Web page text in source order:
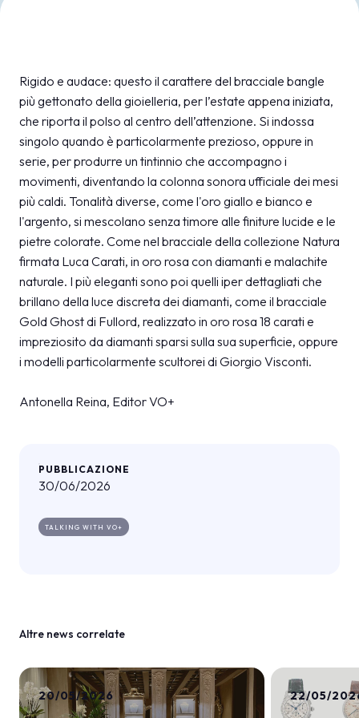
SCOPRI DI PIÙ arrow_circle_right
AREA RISERVATA VISITATORI
person
A cura di: ITEN
Rigido e audace: questo il carattere del bracciale bangle
più gettonato della gioielleria, per l’estate appena iniziata,
che riporta il polso al centro dell’attenzione. Si indossa
singolo quando è particolarmente prezioso, oppure in
serie, per produrre un tintinnio che accompagno i
movimenti, diventando la colonna sonora ufficiale dei mesi
più caldi. Tonalità diverse, come l'oro giallo e bianco e
l'argento, si mescolano senza timore alle finiture lucide e le
pietre colorate. Come nel bracciale della collezione Natura
firmata Luca Carati, in oro rosa con diamanti e malachite
naturale. I più eleganti sono poi quelli iper dettagliati che
brillano della luce discreta dei diamanti, come il bracciale
Gold Ghost di Fullord, realizzato in oro rosa 18 carati e
impreziosito da diamanti sparsi sulla sua superficie, oppure
i modelli particolarmente scultorei di Giorgio Visconti.
Antonella Reina, Editor VO+
PUBBLICAZIONE
30/06/2026
TALKING WITH VO+
Altre news correlate
20/05/2026
22/05/